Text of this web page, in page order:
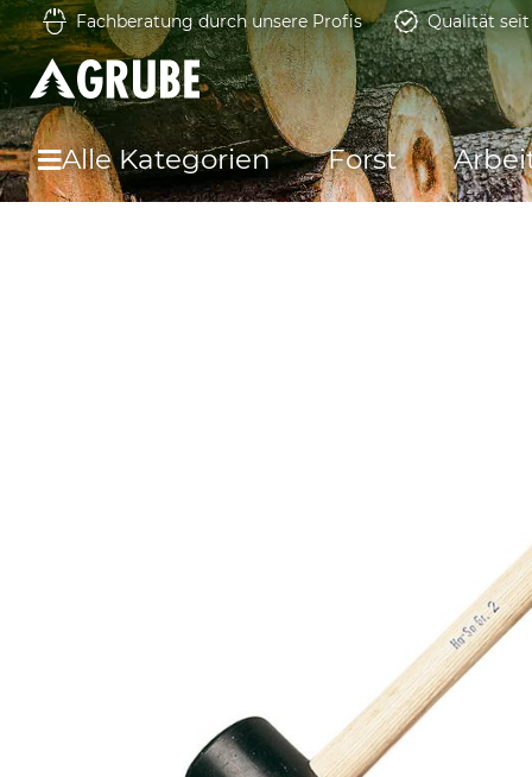
Fachberatung durch unsere Profis Qualität
Alle Kategorien Forst